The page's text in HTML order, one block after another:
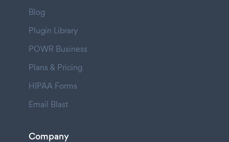
Blog
Plugin Library
POWR Business
Plans & Pricing
HIPAA Forms
Email Blast
Company